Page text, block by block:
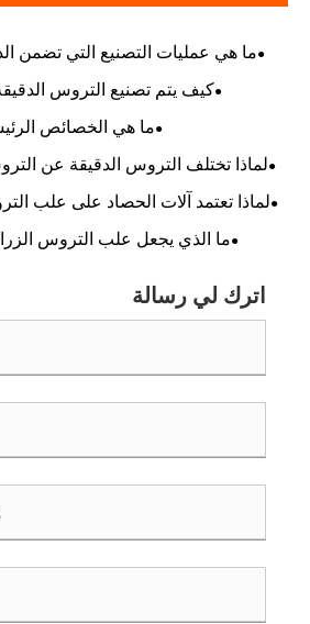
ما هي عمليات التصنيع التي تضمن
كيف يتم تصنيع التروس
ما هي الخصائص
لماذا تختلف التروس الدقيقة عن
لماذا تعتمد آلات الحصاد على علب
اترك لي رسالة